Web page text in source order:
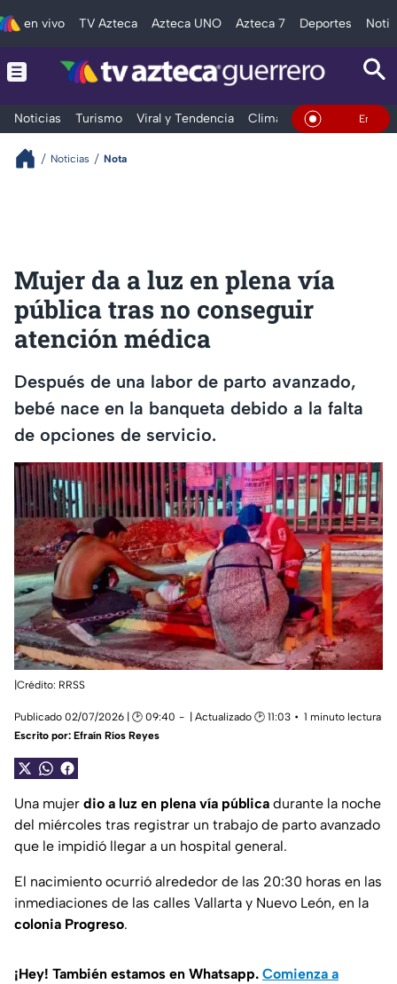
en vivo TV Azteca Azteca UNO Azteca 7 Deportes
Noticias Turismo Viral y Tendencia Clima Deportes En Vivo
Noticias Nota
Mujer da a luz en plena vía
pública tras no conseguir
atención médica
Después de una labor de parto avanzado,
bebé nace en la banqueta debido a la falta
de opciones de servicio.
|Crédito: RRSS
Publicado 02/07/2026 | 🕑 09:40 | Actualizado 🕑 11:03
1 minuto lectura
Escrito por: Efraín Ríos Reyes
Una mujer dio a luz en plena vía pública durante la noche
del miércoles tras registrar un trabajo de parto avanzado
que le impidió llegar a un hospital general.
El nacimiento ocurrió alrededor de las 20:30 horas en las
inmediaciones de las calles Vallarta y Nuevo León, en la
colonia Progreso.
¡Hey! También estamos en Whatsapp. Comienza a